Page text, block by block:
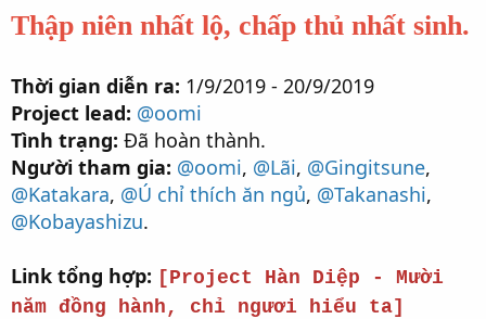
Thập niên nhất lộ, chấp thủ nhất sinh.
Thời gian diễn ra: 1/9/2019 - 20/9/2019
Project lead: @oomi
Tình trạng: Đã hoàn thành.
Người tham gia: @oomi, @Lãi, @Gingitsune,
@Katakara, @Ú chỉ thích ăn ngủ, @Takanashi,
@Kobayashizu.
Link tổng hợp: [Project Hàn Diệp - Mười
năm đồng hành, chỉ ngươi hiểu ta]